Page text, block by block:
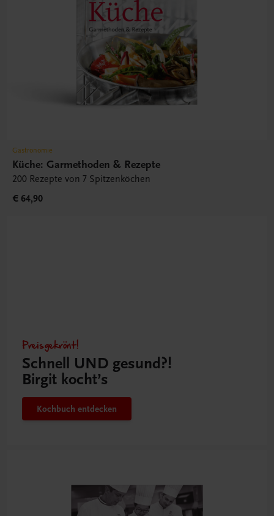
Gastronomie
Küche: Garmethoden & Rezepte
200 Rezepte von 7 Spitzenköchen
€ 64,90
Preisgekrönt!
Schnell UND gesund?!
Birgit kocht’s
Kochbuch entdecken